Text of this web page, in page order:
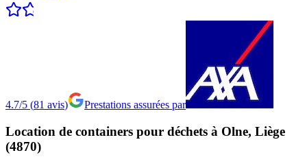
4.7/5 (81 avis) Prestations assurées par
Location de containers pour déchets à Olne, Liège
(4870)